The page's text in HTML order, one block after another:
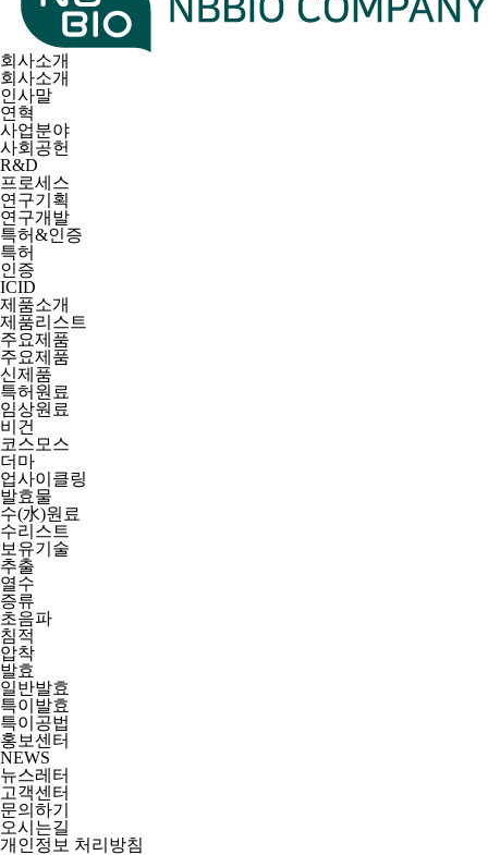
회사소개
회사소개
인사말
연혁
사업분야
사회공헌
R&D
프로세스
연구기획
연구개발
특허&인증
특허
인증
ICID
제품소개
제품리스트
주요제품
주요제품
신제품
특허원료
임상원료
비건
코스모스
더마
업사이클링
발효물
수(水)원료
수리스트
보유기술
추출
열수
증류
초음파
침적
압착
발효
일반발효
특이발효
특이공법
홍보센터
NEWS
뉴스레터
고객센터
문의하기
오시는길
개인정보 처리방침